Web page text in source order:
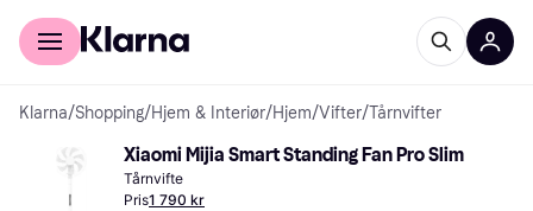
For kunder
Klarna/Shopping/Hjem & Interiør/Hjem/Vifter/Tårnvifter
Xiaomi Mijia Smart Standing Fan Pro Slim
Tårnvifte
Pris1 790 kr